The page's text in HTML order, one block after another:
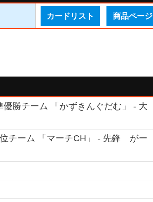
カードリスト 商品ページ
勝チーム 「かずきんぐだむ」 - 大
チーム 「マーチCH」 - 先鋒 がー